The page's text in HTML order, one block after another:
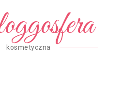
kosmetyczna